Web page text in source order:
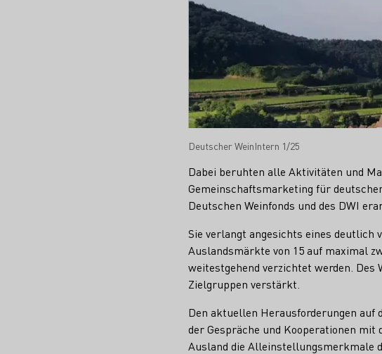
Deutscher WeinIntern 1/25
Dabei beruhten alle Aktivitäten und
Gemeinschaftsmarketing für
Deutschen Weinfonds und des DWI
Sie verlangt angesichts eines
Auslandsmärkte von 15 auf maximal
weitestgehend verzichtet werden.
Zielgruppen verstärkt.
Den aktuellen Herausforderungen auf
der Gespräche und Kooperationen
Ausland die Alleinstellungsmerkmale